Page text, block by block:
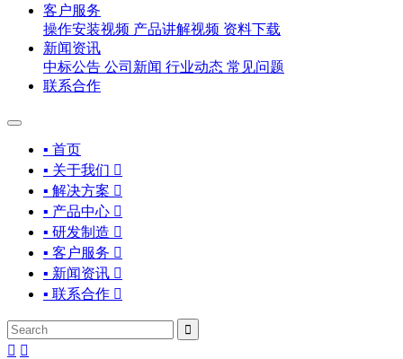
客户服务
操作安装视频 产品讲解视频 资料下载
新闻资讯
中标公告 公司新闻 行业动态 常见问题
联系合作
▪ 首页
▪ 关于我们 
▪ 解决方案 
▪ 产品中心 
▪ 研发制造 
▪ 客户服务 
▪ 新闻资讯 
▪ 联系合作 

 